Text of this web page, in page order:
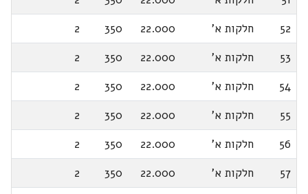
52
חלקות א' 22.000
350
2
53
חלקות א' 22.000
350
2
54
חלקות א' 22.000
350
2
55
חלקות א' 22.000
350
2
56
חלקות א' 22.000
350
2
57
חלקות א' 22.000
350
2